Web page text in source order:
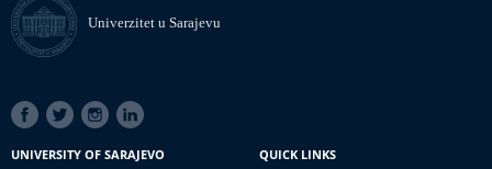
Univerzitet u Sarajevu
SOCIAL
LINKS
UNIVERSITY OF SARAJEVO
QUICK LINKS